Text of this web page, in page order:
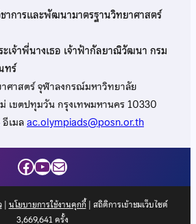
าการและพัฒนามาตรฐานวิทยาศาสตร์
เจ้าพี่นางเธอ เจ้าฟ้ากัลยาณิวัฒนา กรม
ทร์
ศาสตร์ จุฬาลงกรณ์มหาวิทยาลัย
เขตปทุมวัน กรุงเทพมหานคร 10330
อีเมลac.olympiads@posn.or.th
Facebook
YouTube
Mail
| นโยบายการใช้งานคุกกี้| สถิติการเข้าชมเว็บไซต์
3,669,641ครั้ง